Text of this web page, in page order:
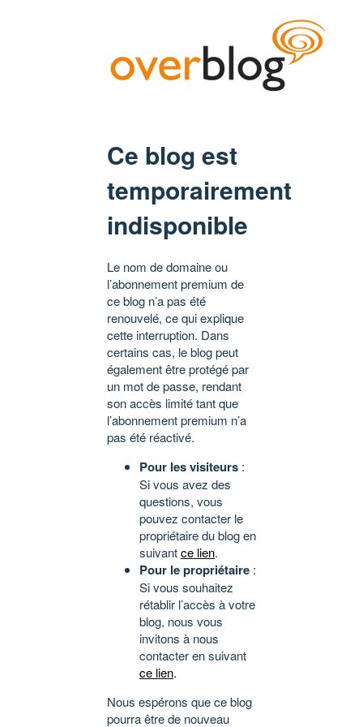
Ce blog est
temporairement
indisponible
Le nom de domaine ou
l’abonnement premium de
ce blog n’a pas été
renouvelé, ce qui explique
cette interruption. Dans
certains cas, le blog peut
également être protégé par
un mot de passe, rendant
son accès limité tant que
l’abonnement premium n’a
pas été réactivé.
Pour les visiteurs :
Si vous avez des
questions, vous
pouvez contacter le
propriétaire du blog en
suivantce lien.
Pour le propriétaire :
Si vous souhaitez
rétablir l’accès à votre
blog, nous vous
invitons à nous
contacter en suivant
ce lien.
Nous espérons que ce blog
pourra être de nouveau